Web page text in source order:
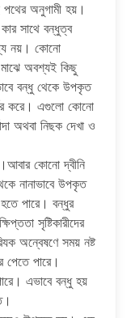
অনুগামী হয়।
সাথে বন্ধুত্ব
নয়। কোনো
অবশ্যই কিছু
বন্ধু থেকে উপকৃত
করে। এগুলো কোনো
অথবা নিছক দেখা ও
কোনো দ্বীনি
নানাভাবে উপকৃত
পারে। বন্ধুর
সৃষ্টিকারীদের
অন্বেষণে সময় নষ্ট
পেতে পারে।
এভাবে বন্ধু হয়